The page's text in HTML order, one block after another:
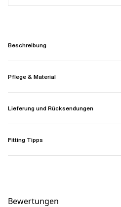
Beschreibung
Pflege & Material
Lieferung und Rücksendungen
Fitting Tipps
Bewertungen